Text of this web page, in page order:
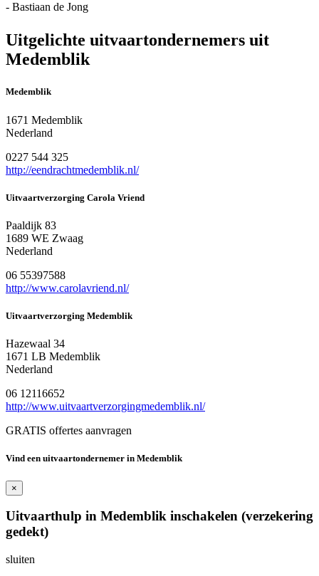
- Bastiaan de Jong
Uitgelichte uitvaartondernemers uit
Medemblik
Medemblik
1671 Medemblik
Nederland
0227 544 325
http://eendrachtmedemblik.nl/
Uitvaartverzorging Carola Vriend
Paaldijk 83
1689 WE Zwaag
Nederland
06 55397588
http://www.carolavriend.nl/
Uitvaartverzorging Medemblik
Hazewaal 34
1671 LB Medemblik
Nederland
06 12116652
http://www.uitvaartverzorgingmedemblik.nl/
GRATIS offertes aanvragen
Vind een uitvaartondernemer in Medemblik
×
Uitvaarthulp in Medemblik inschakelen (verzekering
gedekt)
sluiten